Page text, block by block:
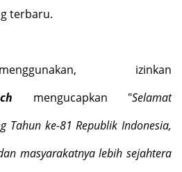
terbaru.
izinkan
mengucapkan "Selamat
Tahun ke-81 Republik Indonesia,
masyarakatnya lebih sejahtera